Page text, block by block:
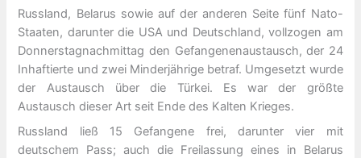
Russland, Belarus sowie auf der anderen Seite fünf Nato-
Staaten, darunter die USA und Deutschland, vollzogen am
Donnerstagnachmittag den Gefangenenaustausch, der 24
Inhaftierte und zwei Minderjährige betraf. Umgesetzt wurde
der Austausch über die Türkei. Es war der größte
Austausch dieser Art seit Ende des Kalten Krieges.
Russland ließ 15 Gefangene frei, darunter vier mit
deutschem Pass; auch die Freilassung eines in Belarus